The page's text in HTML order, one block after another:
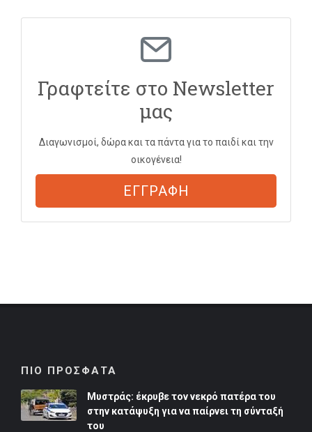
Γραφτείτε στο Newsletter
μας
Διαγωνισμοί, δώρα και τα πάντα για το παιδί και την
οικογένεια!
ΕΓΓΡΑΦΗ
ΠΙΟ ΠΡΟΣΦΑΤΑ
Μυστράς: έκρυβε τον νεκρό πατέρα του
στην κατάψυξη για να παίρνει τη σύνταξή
του